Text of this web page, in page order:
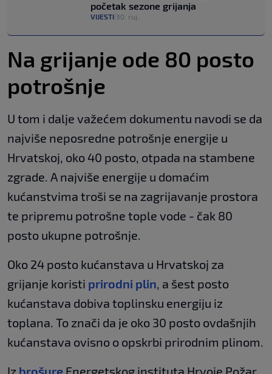
početak sezone grijanja
VIJESTI 30. ruj.
Na grijanje ode 80 posto
potrošnje
U tom i dalje važećem dokumentu navodi se da
najviše neposredne potrošnje energije u
Hrvatskoj, oko 40 posto, otpada na stambene
zgrade. A najviše energije u domaćim
kućanstvima troši se na zagrijavanje prostora
te pripremu potrošne tople vode - čak 80
posto ukupne potrošnje.
Oko 24 posto kućanstava u Hrvatskoj za
grijanje koristi prirodni plin, a šest posto
kućanstava dobiva toplinsku energiju iz
toplana. To znači da je oko 30 posto ovdašnjih
kućanstava ovisno o opskrbi prirodnim plinom.
Iz brošure Energetskog instituta Hrvoje Požar